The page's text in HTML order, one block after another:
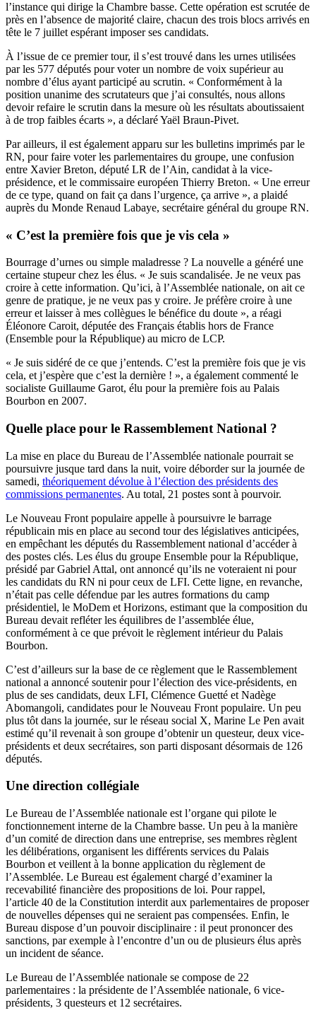
l’instance qui dirige la Chambre basse. Cette opération est scrutée de
près en l’absence de majorité claire, chacun des trois blocs arrivés en
tête le 7 juillet espérant imposer ses candidats.
À l’issue de ce premier tour, il s’est trouvé dans les urnes utilisées
par les 577 députés pour voter un nombre de voix supérieur au
nombre d’élus ayant participé au scrutin. « Conformément à la
position unanime des scrutateurs que j’ai consultés, nous allons
devoir refaire le scrutin dans la mesure où les résultats aboutissaient
à de trop faibles écarts », a déclaré Yaël Braun-Pivet.
Par ailleurs, il est également apparu sur les bulletins imprimés par le
RN, pour faire voter les parlementaires du groupe, une confusion
entre Xavier Breton, député LR de l’Ain, candidat à la vice-
présidence, et le commissaire européen Thierry Breton. « Une erreur
de ce type, quand on fait ça dans l’urgence, ça arrive », a plaidé
auprès du Monde Renaud Labaye, secrétaire général du groupe RN.
« C’est la première fois que je vis cela »
Bourrage d’urnes ou simple maladresse ? La nouvelle a généré une
certaine stupeur chez les élus. « Je suis scandalisée. Je ne veux pas
croire à cette information. Qu’ici, à l’Assemblée nationale, on ait ce
genre de pratique, je ne veux pas y croire. Je préfère croire à une
erreur et laisser à mes collègues le bénéfice du doute », a réagi
Éléonore Caroit, députée des Français établis hors de France
(Ensemble pour la République) au micro de LCP.
« Je suis sidéré de ce que j’entends. C’est la première fois que je vis
cela, et j’espère que c’est la dernière ! », a également commenté le
socialiste Guillaume Garot, élu pour la première fois au Palais
Bourbon en 2007.
Quelle place pour le Rassemblement National ?
La mise en place du Bureau de l’Assemblée nationale pourrait se
poursuivre jusque tard dans la nuit, voire déborder sur la journée de
samedi, théoriquement dévolue à l’élection des présidents des
commissions permanentes. Au total, 21 postes sont à pourvoir.
Le Nouveau Front populaire appelle à poursuivre le barrage
républicain mis en place au second tour des législatives anticipées,
en empêchant les députés du Rassemblement national d’accéder à
des postes clés. Les élus du groupe Ensemble pour la République,
présidé par Gabriel Attal, ont annoncé qu’ils ne voteraient ni pour
les candidats du RN ni pour ceux de LFI. Cette ligne, en revanche,
n’était pas celle défendue par les autres formations du camp
présidentiel, le MoDem et Horizons, estimant que la composition du
Bureau devait refléter les équilibres de l’assemblée élue,
conformément à ce que prévoit le règlement intérieur du Palais
Bourbon.
C’est d’ailleurs sur la base de ce règlement que le Rassemblement
national a annoncé soutenir pour l’élection des vice-présidents, en
plus de ses candidats, deux LFI, Clémence Guetté et Nadège
Abomangoli, candidates pour le Nouveau Front populaire. Un peu
plus tôt dans la journée, sur le réseau social X, Marine Le Pen avait
estimé qu’il revenait à son groupe d’obtenir un questeur, deux vice-
présidents et deux secrétaires, son parti disposant désormais de 126
députés.
Une direction collégiale
Le Bureau de l’Assemblée nationale est l’organe qui pilote le
fonctionnement interne de la Chambre basse. Un peu à la manière
d’un comité de direction dans une entreprise, ses membres règlent
les délibérations, organisent les différents services du Palais
Bourbon et veillent à la bonne application du règlement de
l’Assemblée. Le Bureau est également chargé d’examiner la
recevabilité financière des propositions de loi. Pour rappel,
l’article 40 de la Constitution interdit aux parlementaires de proposer
de nouvelles dépenses qui ne seraient pas compensées. Enfin, le
Bureau dispose d’un pouvoir disciplinaire : il peut prononcer des
sanctions, par exemple à l’encontre d’un ou de plusieurs élus après
un incident de séance.
Le Bureau de l’Assemblée nationale se compose de 22
parlementaires : la présidente de l’Assemblée nationale, 6 vice-
présidents, 3 questeurs et 12 secrétaires.